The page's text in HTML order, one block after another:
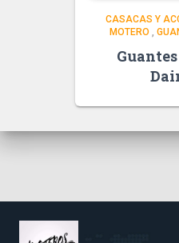
CASACAS Y
MOTERO,